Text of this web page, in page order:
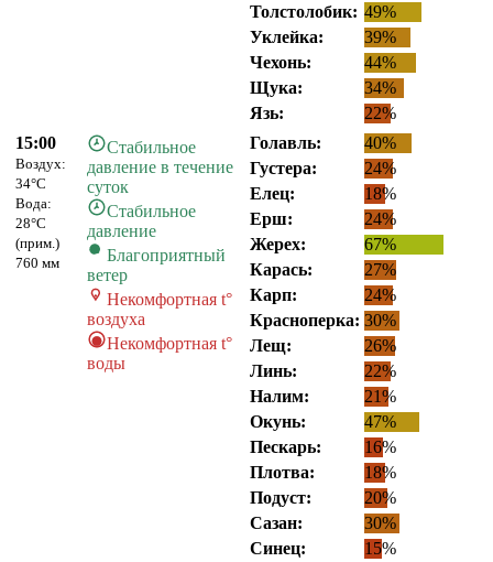
Толстолобик: 49%
Уклейка:
39%
Чехонь:
44%
Щука:
34%
Язь:
22%
15:00
Воздух:
34°C
Вода:
28°C
(прим.)
760 мм
Стабильное
давление в течение
суток
Стабильное
давление
Благоприятный
ветер
Некомфортная t°
воздуха
Некомфортная t°
воды
Голавль:
40%
Густера:
24%
Елец:
18%
Ерш:
24%
Жерех:
67%
Карась:
27%
Карп:
24%
Красноперка: 30%
Лещ:
26%
Линь:
22%
Налим:
21%
Окунь:
47%
Пескарь:
16%
Плотва:
18%
Подуст:
20%
Сазан:
30%
Синец:
15%